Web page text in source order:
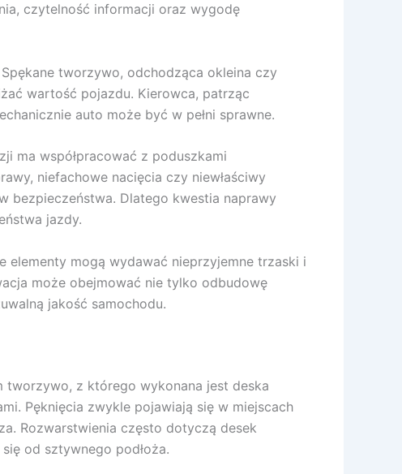
czytelność informacji oraz wygodę
tworzywo, odchodząca okleina czy
wartość pojazdu. Kierowca, patrząc
auto może być w pełni sprawne.
ma współpracować z poduszkami
niefachowe nacięcia czy niewłaściwy
bezpieczeństwa. Dlatego kwestia naprawy
jazdy.
mogą wydawać nieprzyjemne trzaski i
może obejmować nie tylko odbudowę
jakość samochodu.
tworzywo, z którego wykonana jest deska
Pęknięcia zwykle pojawiają się w miejscach
Rozwarstwienia często dotyczą desek
od sztywnego podłoża.